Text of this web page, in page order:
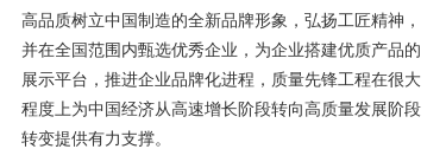
高品质树立中国制造的全新品牌形象，弘扬工匠精神，
并在全国范围内甄选优秀企业，为企业搭建优质产品的
展示平台，推进企业品牌化进程，质量先锋工程在很大
程度上为中国经济从高速增长阶段转向高质量发展阶段
转变提供有力支撑。